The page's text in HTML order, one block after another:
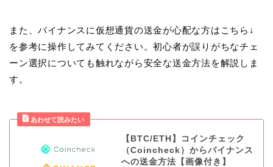
また、バイナンスに仮想通貨の送金が心配な方はこちら↓
を参考に操作してみてください。初心者が誤りがちなチェ
ーン選択についても触れながら安全な送金方法を解説しま
す。
【BTC/ETH】コインチェック
（Coincheck）からバイナンス
への送金方法【画像付き】